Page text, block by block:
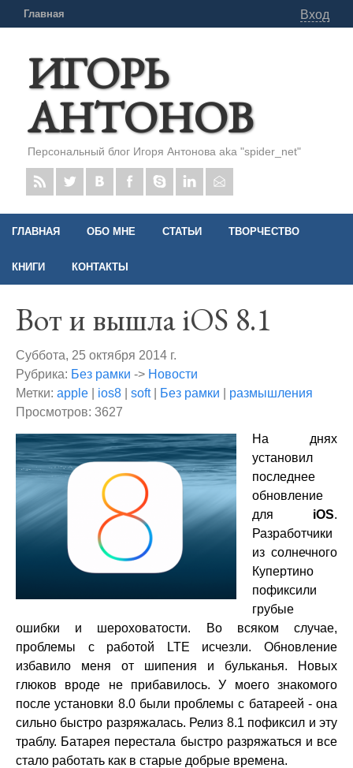
Главная Вход
ИГОРЬ
АНТОНОВ
Персональный блог Игоря Антонова aka "spider_net"
ГЛАВНАЯ ОБО МНЕ СТАТЬИ ТВОРЧЕСТВО
КНИГИ КОНТАКТЫ
Вот и вышла iOS 8.1
Суббота, 25 октября 2014 г.
Рубрика: Без рамки -> Новости
Метки: apple ios8 soft| Без рамки
размышления
Просмотров: 3627
На днях
установил
последнее
обновление
для iOS.
Разработчики
из солнечного
Купертино
пофиксили
грубые
ошибки и шероховатости. Во всяком случае,
проблемы с работой LTE исчезли. Обновление
избавило меня от шипения и бульканья. Новых
глюков вроде не прибавилось. У моего знакомого
после установки 8.0 были проблемы с батареей - она
сильно быстро разряжалась. Релиз 8.1 пофиксил и эту
траблу. Батарея перестала быстро разряжаться и все
стало работать как в старые добрые времена.